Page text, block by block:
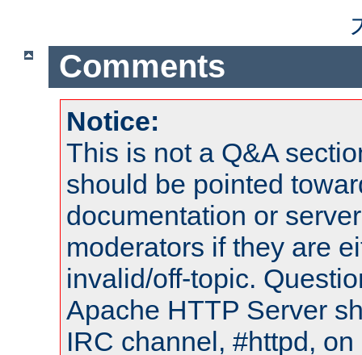
Comments
Notice:
This is not a Q&A
should be pointed
documentation or
moderators if they are
invalid/off-topic.
Apache HTTP Server
IRC channel, #httpd,